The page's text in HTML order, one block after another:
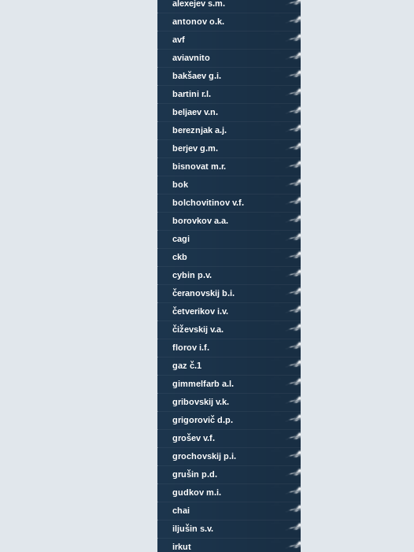
alexejev s.m.
antonov o.k.
avf
aviavnito
bakšaev g.i.
bartini r.l.
beljaev v.n.
bereznjak a.j.
berjev g.m.
bisnovat m.r.
bok
bolchovitinov v.f.
borovkov a.a.
cagi
ckb
cybin p.v.
čeranovskij b.i.
četverikov i.v.
čiževskij v.a.
florov i.f.
gaz č.1
gimmelfarb a.l.
gribovskij v.k.
grigorovič d.p.
grošev v.f.
grochovskij p.i.
grušin p.d.
gudkov m.i.
chai
iljušin s.v.
irkut